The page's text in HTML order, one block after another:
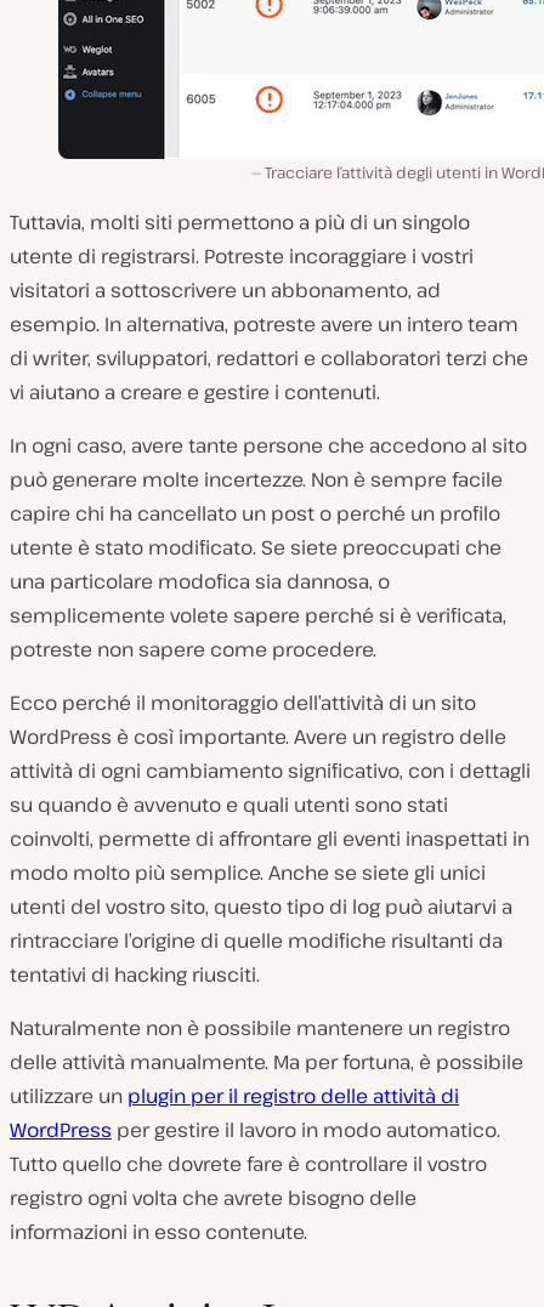
Tracciare l’attività degli utenti in
Tuttavia, molti siti permettono a più di un singolo
utente di registrarsi. Potreste incoraggiare i vostri
visitatori a sottoscrivere un abbonamento, ad
esempio. In alternativa, potreste avere un intero team
di writer, sviluppatori, redattori e collaboratori terzi che
vi aiutano a creare e gestire i contenuti.
In ogni caso, avere tante persone che accedono al sito
può generare molte incertezze. Non è sempre facile
capire chi ha cancellato un post o perché un profilo
utente è stato modificato. Se siete preoccupati che
una particolare modofica sia dannosa, o
semplicemente volete sapere perché si è verificata,
potreste non sapere come procedere.
Ecco perché il monitoraggio dell’attività di un sito
WordPress è così importante. Avere un registro delle
attività di ogni cambiamento significativo, con i dettagli
su quando è avvenuto e quali utenti sono stati
coinvolti, permette di affrontare gli eventi inaspettati in
modo molto più semplice. Anche se siete gli unici
utenti del vostro sito, questo tipo di log può aiutarvi a
rintracciare l’origine di quelle modifiche risultanti da
tentativi di hacking riusciti.
Naturalmente non è possibile mantenere un registro
delle attività manualmente. Ma per fortuna, è possibile
utilizzare un plugin per il registro delle attività di
WordPress per gestire il lavoro in modo automatico.
Tutto quello che dovrete fare è controllare il vostro
registro ogni volta che avrete bisogno delle
informazioni in esso contenute.